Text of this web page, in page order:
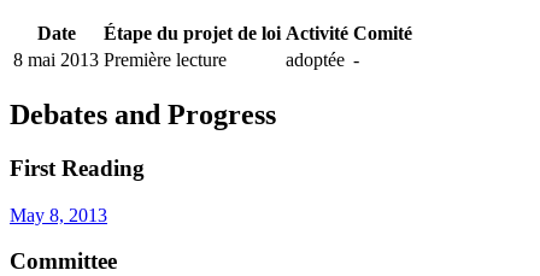
Date Étape du projet de loi Activité Comité
8 mai 2013 Première lecture adoptée -
Debates and Progress
First Reading
May 8, 2013
Committee